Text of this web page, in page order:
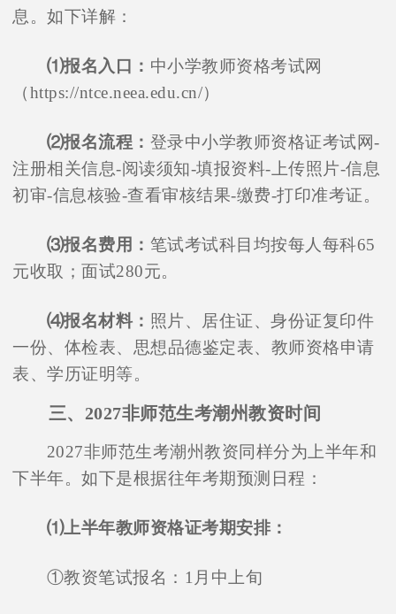
息。如下详解：
⑴报名入口： 中小学教师资格考试网
（https://ntce.neea.edu.cn/）
⑵报名流程： 登录中小学教师资格证考试网-
注册相关信息-阅读须知-填报资料-上传照片-信息
初审-信息核验-查看审核结果-缴费-打印准考证。
⑶报名费用： 笔试考试科目均按每人每科65
元收取；面试280元。
⑷报名材料： 照片、居住证、身份证复印件
一份、体检表、思想品德鉴定表、教师资格申请
表、学历证明等。
三、2027非师范生考潮州教资时间
2027非师范生考潮州教资同样分为上半年和
下半年。如下是根据往年考期预测日程：
⑴上半年教师资格证考期安排：
①教资笔试报名：1月中上旬